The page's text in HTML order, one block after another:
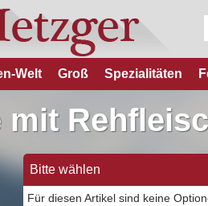
Welt Groß Spezialitäten
mit
Bitte wählen
Für diesen Artikel sind keine